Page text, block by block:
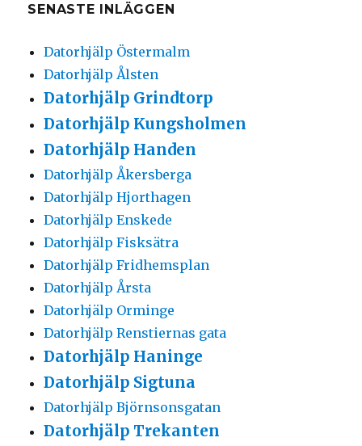
SENASTE INLÄGGEN
Datorhjälp Östermalm
Datorhjälp Ålsten
Datorhjälp Grindtorp
Datorhjälp Kungsholmen
Datorhjälp Handen
Datorhjälp Åkersberga
Datorhjälp Hjorthagen
Datorhjälp Enskede
Datorhjälp Fisksätra
Datorhjälp Fridhemsplan
Datorhjälp Årsta
Datorhjälp Orminge
Datorhjälp Renstiernas gata
Datorhjälp Haninge
Datorhjälp Sigtuna
Datorhjälp Björnsonsgatan
Datorhjälp Trekanten